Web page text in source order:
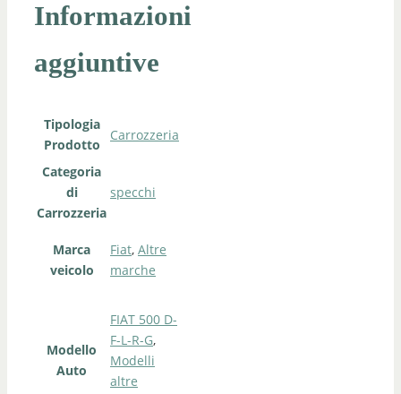
Informazioni
aggiuntive
Tipologia
Prodotto
Carrozzeria
Categoria
di
Carrozzeria
specchi
Marca
veicolo
Fiat, Altre
marche
Modello
Auto
FIAT 500 D-
F-L-R-G,
Modelli
altre